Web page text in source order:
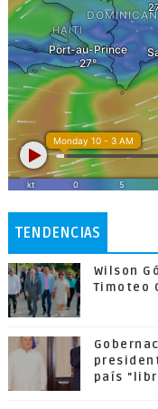
TENDENCIAS
Wilson
Timoteo
país